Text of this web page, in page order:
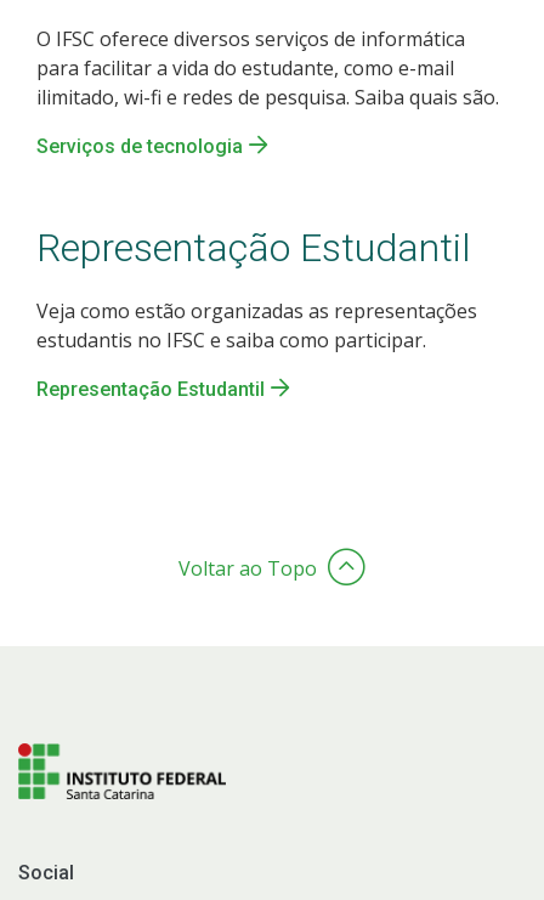
O IFSC oferece diversos serviços de informática
para facilitar a vida do estudante, como e-mail
ilimitado, wi-fi e redes de pesquisa. Saiba quais são.
Serviços de tecnologia
Representação Estudantil
Veja como estão organizadas as representações
estudantis no IFSC e saiba como participar.
Representação Estudantil
Voltar ao Topo
Social